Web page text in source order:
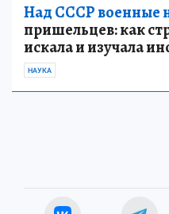
Над СССР военные
пришельцев: как
искала и изучала
НАУКА